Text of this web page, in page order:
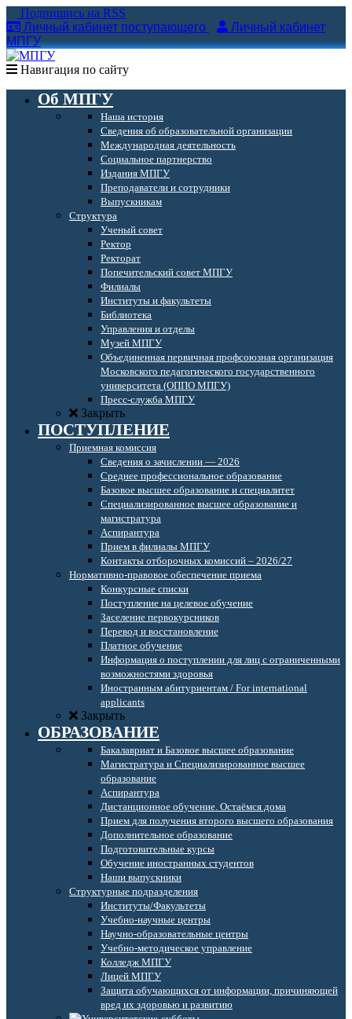
Подпишись на RSS
Личный кабинет поступающего
Личный кабинет
МПГУ
Навигация по сайту
Об МПГУ
Наша история
Сведения об образовательной организации
Международная деятельность
Социальное партнерство
Издания МПГУ
Преподаватели и сотрудники
Выпускникам
Структура
Ученый совет
Ректор
Ректорат
Попечительский совет МПГУ
Филиалы
Институты и факультеты
Библиотека
Управления и отделы
Музей МПГУ
Объединенная первичная профсоюзная организация
Московского педагогического государственного
университета (ОППО МПГУ)
Пресс-служба МПГУ
Закрыть
ПОСТУПЛЕНИЕ
Приемная комиссия
Сведения о зачислении — 2026
Среднее профессиональное образование
Базовое высшее образование и специалитет
Специализированное высшее образование и
магистратура
Аспирантура
Прием в филиалы МПГУ
Контакты отборочных комиссий – 2026/27
Нормативно-правовое обеспечение приема
Конкурсные списки
Поступление на целевое обучение
Заселение первокурсников
Перевод и восстановление
Платное обучение
Информация о поступлении для лиц с ограниченными
возможностями здоровья
Иностранным абитуриентам / For international
applicants
Закрыть
ОБРАЗОВАНИЕ
Бакалавриат и Базовое высшее образование
Магистратура и Специализированное высшее
образование
Аспирантура
Дистанционное обучение. Остаёмся дома
Прием для получения второго высшего образования
Дополнительное образование
Подготовительные курсы
Обучение иностранных студентов
Наши выпускники
Структурные подразделения
Институты/Факультеты
Учебно-научные центры
Научно-образовательные центры
Учебно-методическое управление
Колледж МПГУ
Лицей МПГУ
Защита обучающихся от информации, причиняющей
вред их здоровью и развитию